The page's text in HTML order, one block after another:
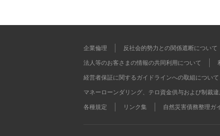
企業倫理 反社会的勢力との関係遮断について
法人等のお客さまの情報の共同利用について
経営者保証に関するガイドラインへの取組について
マネーローンダリング、テロ資金供与および制裁
各種規定
リンク集 自然災害債務整理ガ